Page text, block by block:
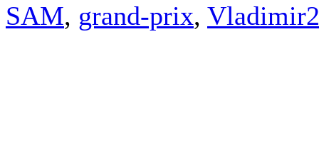
SAM, grand-prix,